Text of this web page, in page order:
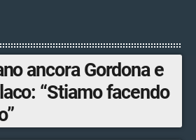
ancora Gordona e
“Stiamo facendo